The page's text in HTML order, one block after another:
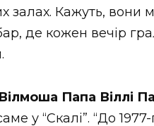
залах. Кажуть,
де кожен вечір
Папа Віллі
у “Скалі”. “До